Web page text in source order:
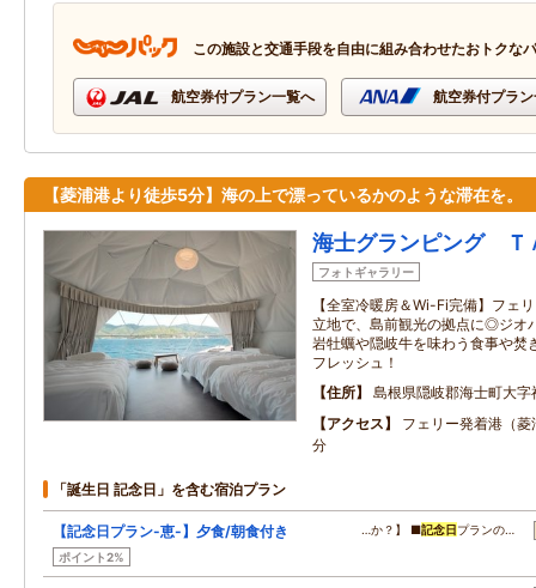
この施設と交通手段を自由に組み合わせたおトクな
航空券付プラン一覧へ 航空券付プラ
【菱浦港より徒歩5分】海の上で漂っているかのような滞在を。
海士グランピング Ｔ
フォトギャラリー
【全室冷暖房＆Wi-Fi完備】フェ
立地で、島前観光の拠点に◎ジオ
岩牡蠣や隠岐牛を味わう食事や焚
フレッシュ！
住所
島根県隠岐郡海士町大
アクセス
フェリー発着港（
分
「誕生日 記念日」を含む宿泊プラン
【記念日プラン-恵-】夕食/朝食付き
ポイント2%
…か？】 ■記念日 プランの…